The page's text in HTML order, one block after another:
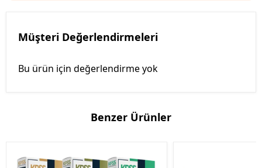
Müşteri Değerlendirmeleri
Bu ürün için değerlendirme yok
Benzer Ürünler